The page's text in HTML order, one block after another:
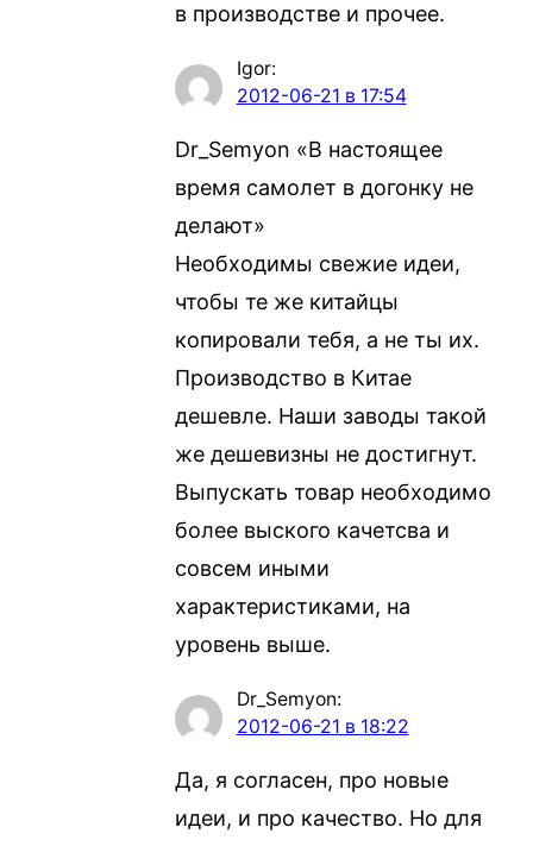
в производстве и прочее.
Igor:
2012-06-21 в 17:54
Dr_Semyon «В настоящее
время самолет в догонку не
делают»
Необходимы свежие идеи,
чтобы те же китайцы
копировали тебя, а не ты их.
Производство в Китае
дешевле. Наши заводы такой
же дешевизны не достигнут.
Выпускать товар необходимо
более выского качетсва и
совсем иными
характеристиками, на
уровень выше.
Dr_Semyon:
2012-06-21 в 18:22
Да, я согласен, про новые
идеи, и про качество. Но для